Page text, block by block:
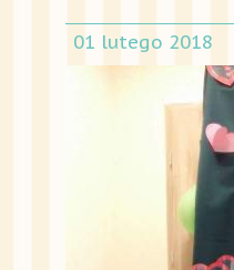
01 lutego 2018